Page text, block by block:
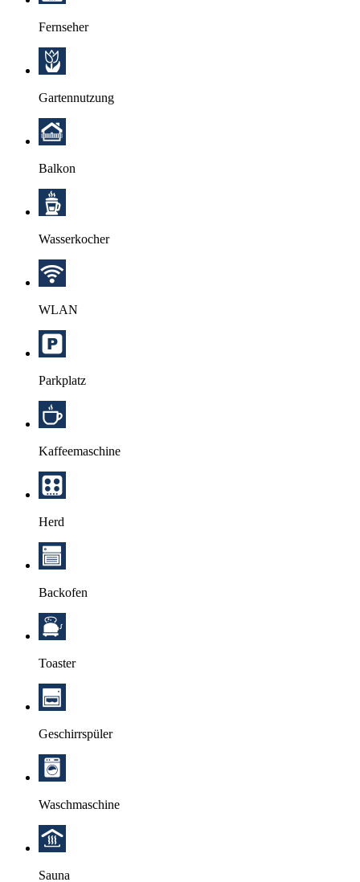
Fernseher
Gartennutzung
Balkon
Wasserkocher
WLAN
Parkplatz
Kaffeemaschine
Herd
Backofen
Toaster
Geschirrspüler
Waschmaschine
Sauna